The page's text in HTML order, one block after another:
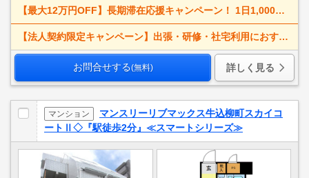
【最大12万円OFF】長期滞在応援キャンペーン！ 1日1,000円割引で、出張・研修・仮住まいにもおすすめ。
【法人契約限定キャンペーン】出張・研修・社宅利用におすすめ！
お問合せする(無料) 詳しく見る
マンション
マンスリーリブマックス牛込柳町スカイコ
ートⅡ◇『駅徒歩2分』≪スマートシリーズ≫